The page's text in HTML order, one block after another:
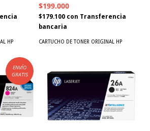
HP
$199.000
$179.100 con Transferencia
bancaria
CARTUCHO DE TONER ORIGINAL HP
ENVÍO
GRATIS